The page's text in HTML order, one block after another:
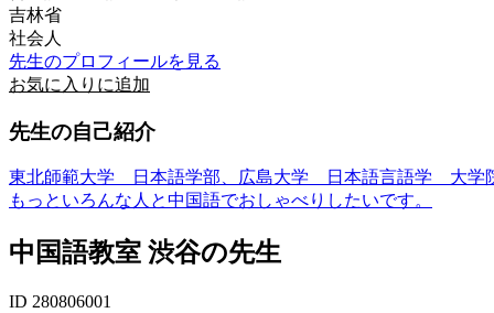
吉林省
社会人
先生のプロフィールを見る
お気に入りに追加
先生の自己紹介
東北師範大学 日本語学部、広島大学 日本語言語学 大学
もっといろんな人と中国語でおしゃべりしたいです。
中国語教室 渋谷の先生
ID 280806001